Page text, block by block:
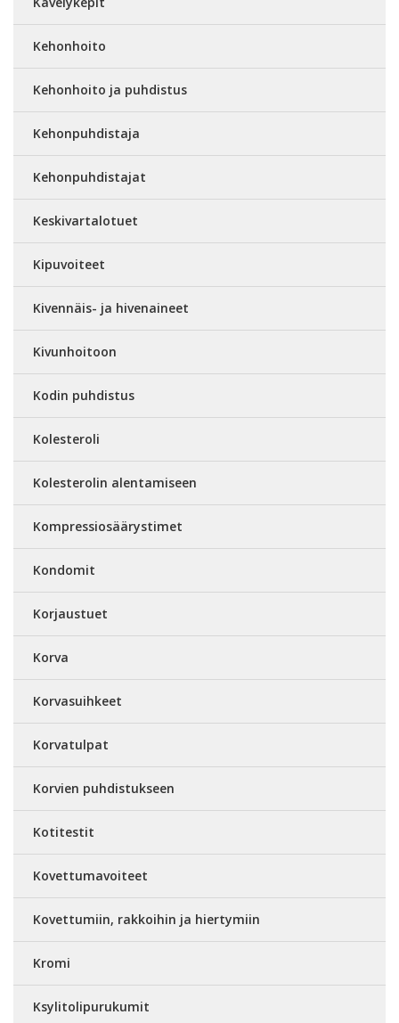
Kehonhoito
Kehonhoito ja puhdistus
Kehonpuhdistaja
Kehonpuhdistajat
Keskivartalotuet
Kipuvoiteet
Kivennäis- ja hivenaineet
Kivunhoitoon
Kodin puhdistus
Kolesteroli
Kolesterolin alentamiseen
Kompressiosäärystimet
Kondomit
Korjaustuet
Korva
Korvasuihkeet
Korvatulpat
Korvien puhdistukseen
Kotitestit
Kovettumavoiteet
Kovettumiin, rakkoihin ja hiertymiin
Kromi
Ksylitolipurukumit